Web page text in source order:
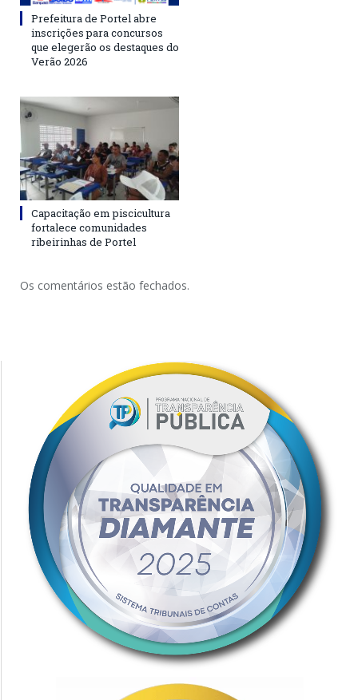
Prefeitura de Portel abre
inscrições para concursos
que elegerão os destaques do
Verão 2026
Capacitação em piscicultura
fortalece comunidades
ribeirinhas de Portel
Os comentários estão fechados.